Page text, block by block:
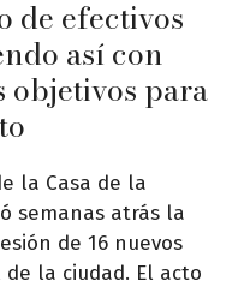
de efectivos
así con
objetivos para
la Casa de la
semanas atrás la
de 16 nuevos
la ciudad. El acto